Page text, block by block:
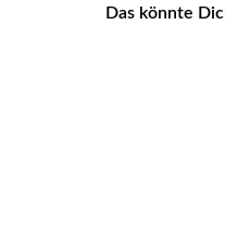
Das könnte